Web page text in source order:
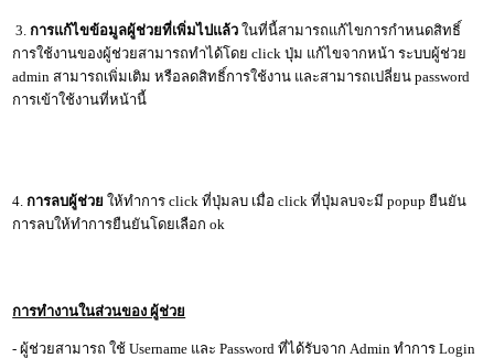
3.การแก้ไขข้อมูลผู้ช่วยที่เพิ่มไปแล้ว ในที่นี้สามารถแก้ไขการกำหนดสิทธิ์
การใช้งานของผู้ช่วยสามารถทำได้โดย click ปุ่ม แก้ไขจากหน้า ระบบผู้ช่วย
admin สามารถเพิ่มเติม หรือลดสิทธิ์การใช้งาน และสามารถเปลี่ยน password
การเข้าใช้งานที่หน้านี้
4.การลบผู้ช่วยให้ทำการ click ที่ปุ่มลบ เมื่อ click ที่ปุ่มลบจะมี popup ยืนยัน
การลบให้ทำการยืนยันโดยเลือก ok
การทำงานในส่วนของ ผู้ช่วย
- ผู้ช่วยสามารถ ใช้ Username และ Password ที่ได้รับจาก Admin ทำการ Login